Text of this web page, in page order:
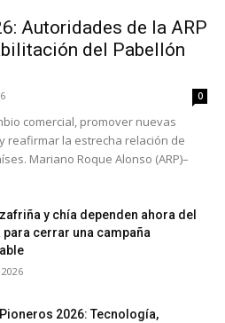
Autoridades de la ARP
del Pabellón
0
comercial, promover nuevas
reafirmar la estrecha relación de
Mariano Roque Alonso (ARP)–
y chía dependen ahora del
para cerrar una campaña
2026: Tecnología,